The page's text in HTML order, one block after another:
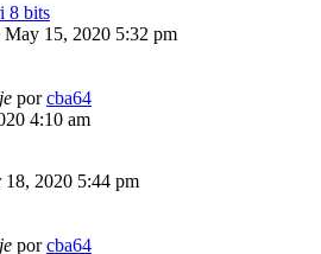
8 bits
May 15, 2020 5:32 pm
porcba64
4:10 am
18, 2020 5:44 pm
porcba64